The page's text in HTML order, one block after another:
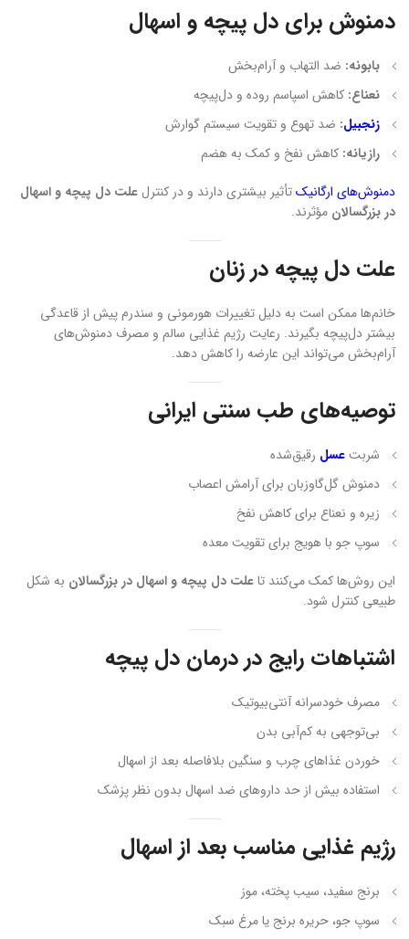
دمنوش برای دل پیچه و اسهال
بابونه: ضد التهاب و آرام‌بخش
نعناع: کاهش اسپاسم روده و دل‌پیچه
زنجبیل: ضد تهوع و تقویت سیستم گوارش
رازیانه: کاهش نفخ و کمک به هضم
دمنوش‌های ارگانیکتأثیر بیشتری دارند و در کنترل علت دل پیچه و اسهال
در بزرگسالان مؤثرند.
علت دل پیچه در زنان
خانم‌ها ممکن است به دلیل تغییرات هورمونی و سندرم پیش از قاعدگی
بیشتر دل‌پیچه بگیرند. رعایت رژیم غذایی سالم و مصرف دمنوش‌های
آرام‌بخش می‌تواند این عارضه را کاهش دهد.
توصیه‌های طب سنتی ایرانی
شربتعسل رقیق‌شده
دمنوش گل‌گاوزبان برای آرامش اعصاب
زیره و نعناع برای کاهش نفخ
سوپ جو با هویج برای تقویت معده
این روش‌ها کمک می‌کنند تاعلت دل پیچه و اسهال در بزرگسالان به شکل
طبیعی کنترل شود.
اشتباهات رایج در درمان دل پیچه
مصرف خودسرانه آنتی‌بیوتیک
بی‌توجهی به کم‌آبی بدن
خوردن غذاهای چرب و سنگین بلافاصله بعد از اسهال
استفاده بیش از حد داروهای ضد اسهال بدون نظر پزشک
رژیم غذایی مناسب بعد از اسهال
برنج سفید، سیب پخته، موز
سوپ جو، حریره برنج یا مرغ سبک